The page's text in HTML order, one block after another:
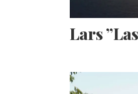
Lars